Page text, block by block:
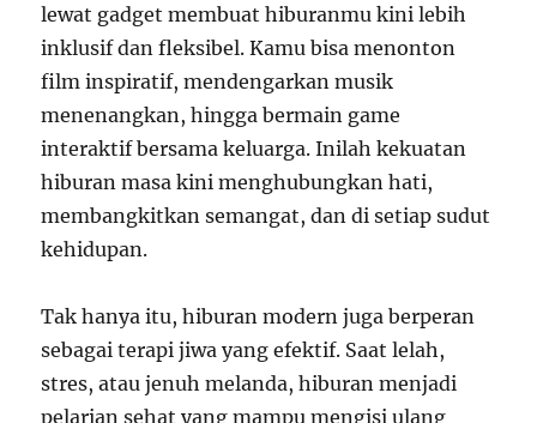
lewat gadget membuat hiburanmu kini lebih
inklusif dan fleksibel. Kamu bisa menonton
film inspiratif, mendengarkan musik
menenangkan, hingga bermain game
interaktif bersama keluarga. Inilah kekuatan
hiburan masa kini menghubungkan hati,
membangkitkan semangat, dan di setiap sudut
kehidupan.
Tak hanya itu, hiburan modern juga berperan
sebagai terapi jiwa yang efektif. Saat lelah,
stres, atau jenuh melanda, hiburan menjadi
pelarian sehat yang mampu mengisi ulang